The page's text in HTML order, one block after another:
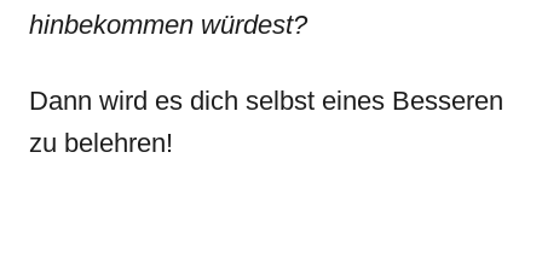
hinbekommen würdest?
Dann wird es dich selbst eines Besseren
zu belehren!